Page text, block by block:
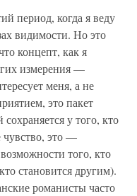
период, когда я веду
видимости. Но это
концепт, как я
измерения —
меня, а не
это пакет
у того, кто
это —
того, кто
становится другим).
романисты часто